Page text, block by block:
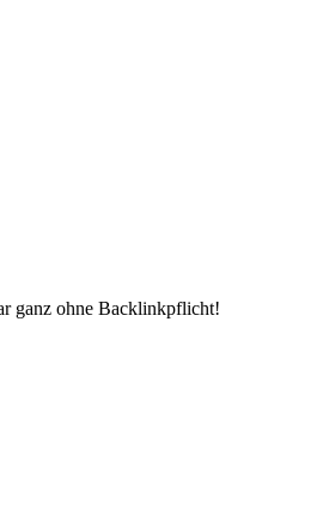
ganz ohne Backlinkpflicht!